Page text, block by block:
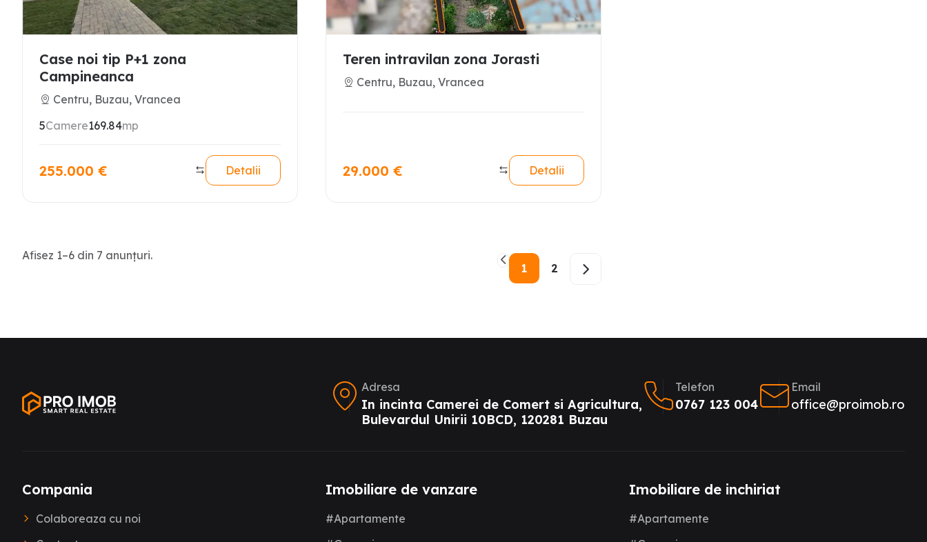
Case noi tip P+1 zona
Campineanca
Centru, Buzau, Vrancea
5Camere169.84mp
255.000 € Detalii
Teren intravilan zona Jorasti
Centru, Buzau, Vrancea
29.000 € Detalii
Afisez 1–6 din 7 anunțuri.
1
2
Adresa
In incinta Camerei de Comert si Agricultura,
Bulevardul Unirii 10BCD, 120281 Buzau
Telefon
0767 123 004
Email
office@proimob.ro
Compania
Colaboreaza cu noi
Imobiliare de vanzare
#Apartamente
Imobiliare de inchiriat
#Apartamente